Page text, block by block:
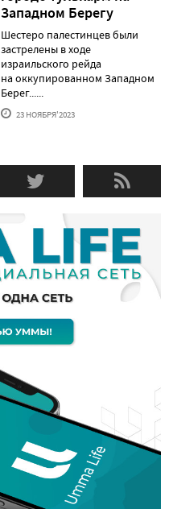
Западном Берегу
Шестеро палестинцев были
застрелены в ходе
израильского рейда
на оккупированном Западном
Берег......
23 НОЯБРЯ'2023